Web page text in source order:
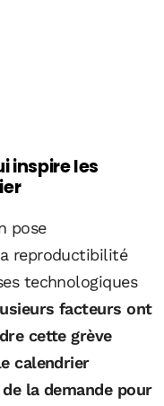
inspire les
pose
reproductibilité
technologiques
facteurs ont
cette grève
calendrier
la demande pour